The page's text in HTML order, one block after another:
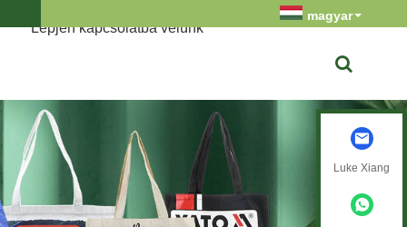
magyar
Lépjen kapcsolatba velünk
Luke Xiang